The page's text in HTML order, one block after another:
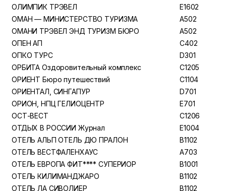
ОЛИМПИК ТРЭВЕЛ
E1602
ОМАН — МИНИСТЕРСТВО ТУРИЗМА
A502
ОМАНИ ТРЭВЕЛ ЭНД ТУРИЗМ БЮРО
A502
ОПЕН АП
C402
ОПКО ТУРС
D301
ОРБИТА Оздоровительный комплекс
C1205
ОРИЕНТ Бюро путешествий
C1104
ОРИЕНТАЛ, СИНГАПУР
D701
ОРИОН, НПЦ ГЕЛИОЦЕНТР
E701
ОСТ-ВЕСТ
C1206
ОТДЫХ В РОССИИ Журнал
E1004
ОТЕЛЬ АЛЬП ОТЕЛЬ ДЮ ПРАЛОН
B1102
ОТЕЛЬ ВЕСТФАЛЕНХАУС
A703
ОТЕЛЬ ЕВРОПА ФИТ**** СУПЕРИОР
B1001
ОТЕЛЬ КИЛИМАНДЖАРО
B1102
ОТЕЛЬ ЛА СИВОЛИЕР
B1102